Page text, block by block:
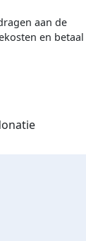
aan de
en betaal